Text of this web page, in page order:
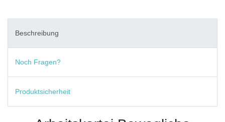
Beschreibung
Noch Fragen?
Produktsicherheit